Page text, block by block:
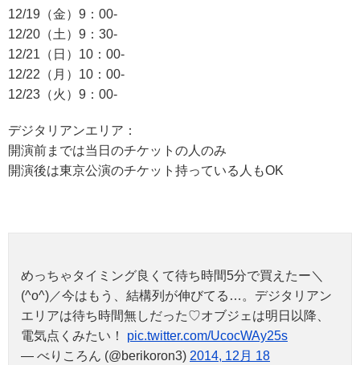
12/19（金）9：00-
12/20（土）9：30-
12/21（日）10：00-
12/22（月）10：00-
12/23（火）9：00-
デジタリアンエリア：
開演前までは当日のチケットの人のみ
開演後は東京公演のチケット持っている人もOK
めっちゃタイミング良くて待ち時間5分で買えたー＼
(^o^)／今はもう、結構列が伸びてる…。デジタリアン
エリアは待ち時間無しだった♡オブジェは明日以降、
電気点くみたい！ pic.twitter.com/UcocWAy25s
— べりころん (@berikoron3) 2014, 12月 18